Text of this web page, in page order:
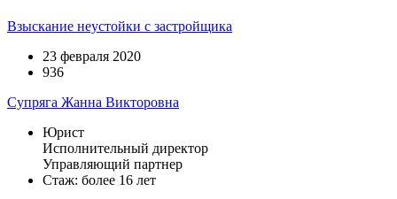
Взыскание неустойки с застройщика
23 февраля 2020
936
Супряга Жанна Викторовна
Юрист
Исполнительный директор
Управляющий партнер
Стаж: более 16 лет